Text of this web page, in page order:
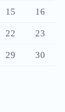
15 16
22 23
29 30